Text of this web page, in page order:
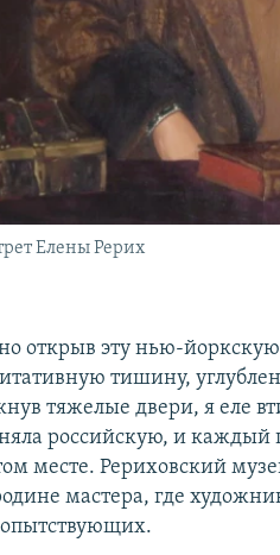
Елены Рерих
открыв эту нью-йоркскую
тишину,
тяжелые двери, я еле
российскую, и каждый
месте. Рериховский
мастера, где